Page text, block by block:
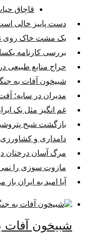
قاچاق
دست پاییز خالی
یک مشت خاک روی
بررسی کارنامه
حراج منابع طبیعی
شبیخون آفات به
مدیران در سایه؛
غم انگیز مثل یک ایران و
بازگشت شبح
دامداری و
مرگ آسان درختان
مازوت سوزی را
آیا امید به ایران
شبیخون آفات